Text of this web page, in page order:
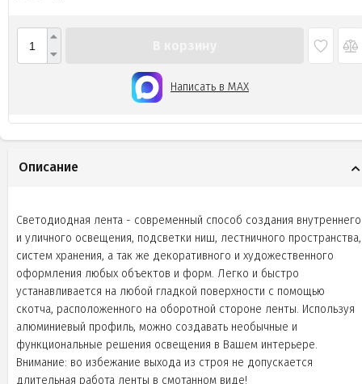
Написать в MAX
Описание
Светодиодная лента - современный способ создания внутреннего
и уличного освещения, подсветки ниш, лестничного пространства,
систем хранения, а так же декоративного и художественного
оформления любых объектов и форм. Легко и быстро
устанавливается на любой гладкой поверхности с помощью
скотча, расположенного на оборотной стороне ленты. Используя
алюминиевый профиль, можно создавать необычные и
функциональные решения освещения в Вашем интерьере.
Внимание: во избежание выхода из строя не допускается
длительная работа ленты в смотанном виде!